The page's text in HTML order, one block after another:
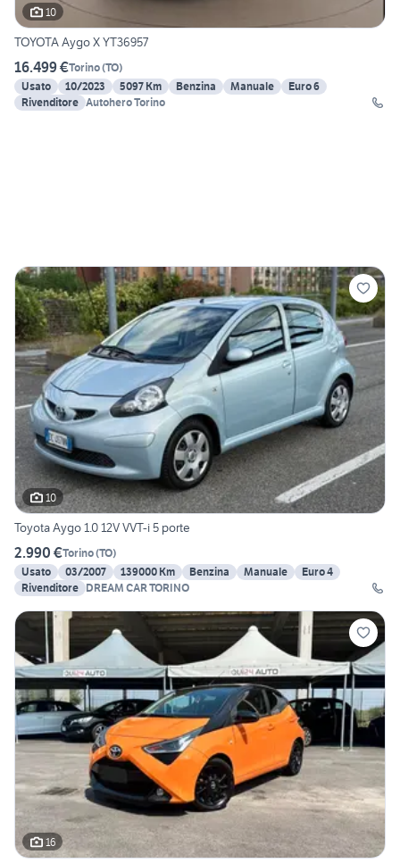
10
TOYOTA Aygo X YT36957
16.499 €Torino(TO)
Usato
10/2023 5097 Km Benzina Manuale
Euro 6
Rivenditore Autohero Torino
10
Toyota Aygo 1.0 12V VVT-i 5 porte
2.990 €Torino(TO)
Usato
03/2007 139000 Km Benzina Manuale
Euro 4
Rivenditore DREAM CAR TORINO
16